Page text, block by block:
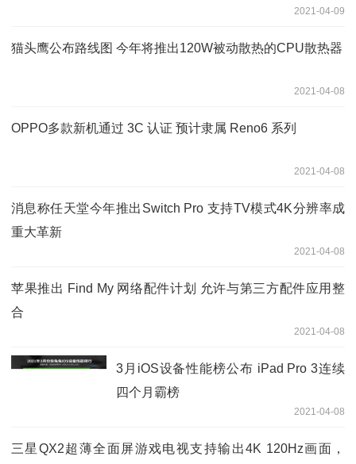
2021-04-09
猫头鹰公布路线图 今年将推出120W被动散热的CPU散热器
2021-04-08
OPPO多款新机通过 3C 认证 预计隶属 Reno6 系列
2021-04-08
消息称任天堂今年推出Switch Pro 支持TV模式4K分辨率成
重大革新
2021-04-08
苹果推出 Find My 网络配件计划 允许与第三方配件应用整
合
2021-04-08
3月iOS设备性能榜公布 iPad Pro 3连续
四个月霸榜
2021-04-08
三星QX2超薄全面屏游戏电视支持输出4K 120Hz画面，